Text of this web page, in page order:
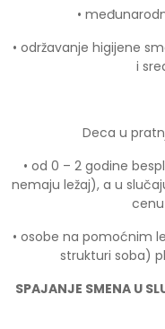
•
• održavanje higijene
i
Deca u
• od 0 – 2 godine
nemaju ležaj), a u
• osobe na pomoćnim
strukturi soba)
SPAJANJE SMENA U